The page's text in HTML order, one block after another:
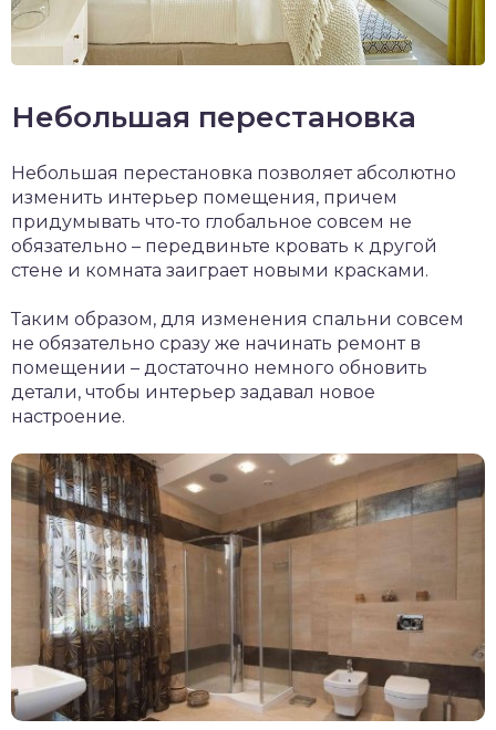
Небольшая перестановка
Небольшая перестановка позволяет абсолютно
изменить интерьер помещения, причем
придумывать что-то глобальное совсем не
обязательно – передвиньте кровать к другой
стене и комната заиграет новыми красками.
Таким образом, для изменения спальни совсем
не обязательно сразу же начинать ремонт в
помещении – достаточно немного обновить
детали, чтобы интерьер задавал новое
настроение.